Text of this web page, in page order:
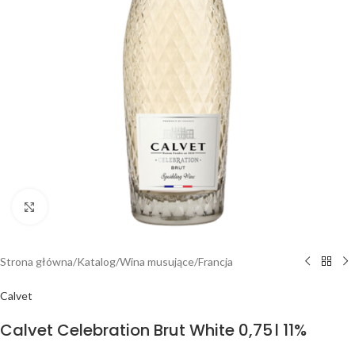
Strona główna/Katalog/Wina musujące/Francja
Calvet
Calvet Celebration Brut White 0,75 l 11%